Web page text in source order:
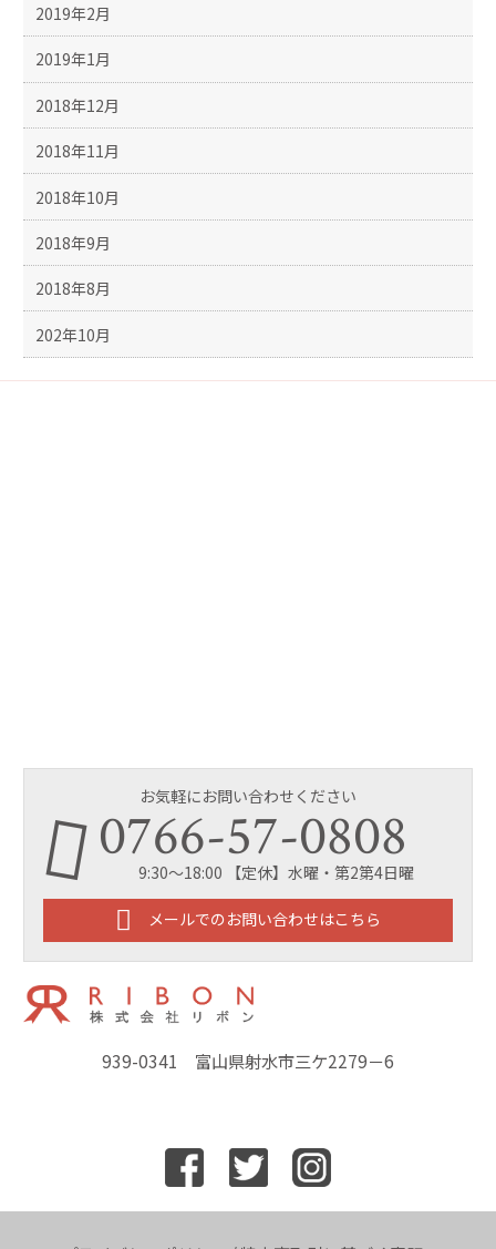
2019年2月
2019年1月
2018年12月
2018年11月
2018年10月
2018年9月
2018年8月
202年10月
939-0341 富山県射水市三ケ2279－6
お気軽にお問い合わせください
0766-57-0808
9:30～18:00 【定休】水曜・第2第4日曜
メールでのお問い合わせはこちら